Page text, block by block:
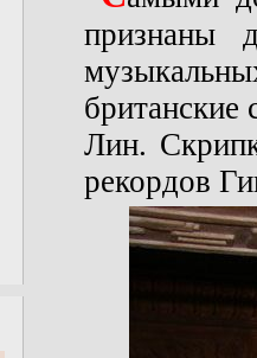
признаны
британские
Лин.
рекордов